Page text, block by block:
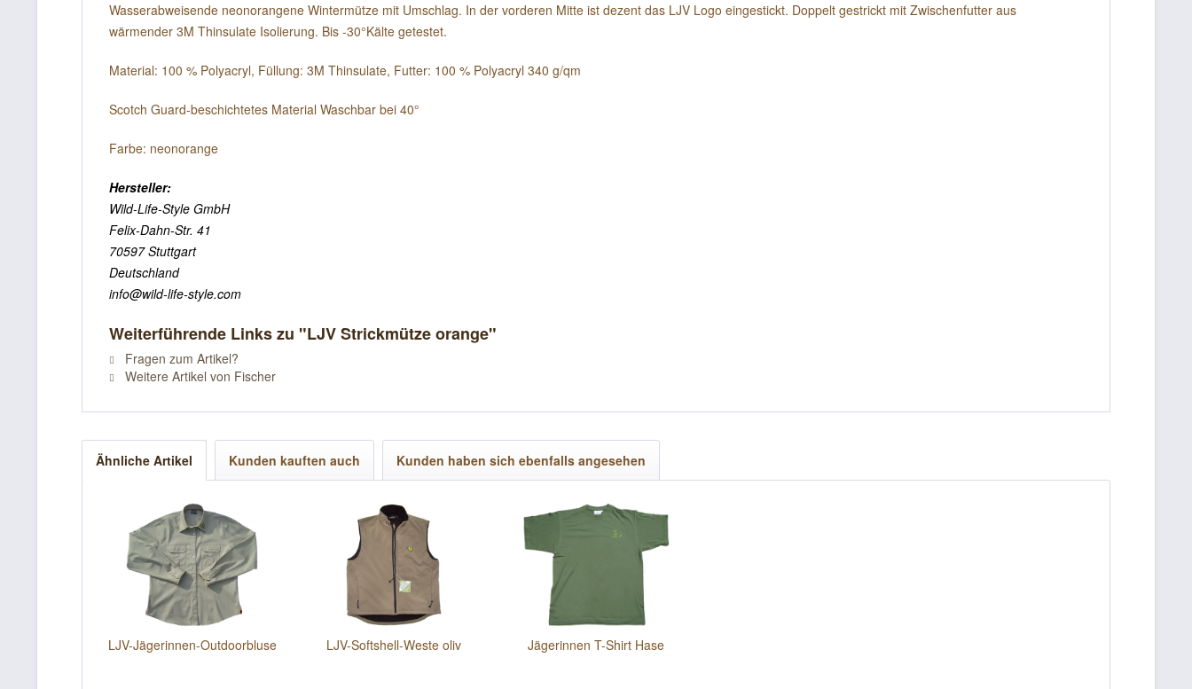
Wasserabweisende neonorangene Wintermütze mit Umschlag. In der vorderen Mitte ist dezent das LJV Logo eingestickt. Doppelt gestrickt mit Zwischenfutter aus
wärmender 3M Thinsulate Isolierung. Bis -30°Kälte getestet.
Material: 100 % Polyacryl, Füllung: 3M Thinsulate, Futter: 100 % Polyacryl 340 g/qm
Scotch Guard-beschichtetes Material Waschbar bei 40°
Farbe: neonorange
Hersteller:
Wild-Life-Style GmbH
Felix-Dahn-Str. 41
70597 Stuttgart
Deutschland
info@wild-life-style.com
Weiterführende Links zu "LJV Strickmütze orange"
Fragen zum Artikel?
Weitere Artikel von Fischer
Ähnliche Artikel Kunden kauften auch Kunden haben sich ebenfalls angesehen
LJV-Jägerinnen-Outdoorbluse LJV-Softshell-Weste oliv Jägerinnen T-Shirt Hase